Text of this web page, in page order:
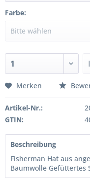
Farbe:
Merken
Artikel-Nr.:
GTIN:
Beschreibung
Fisherman Hat aus
Baumwolle Gefüttertes